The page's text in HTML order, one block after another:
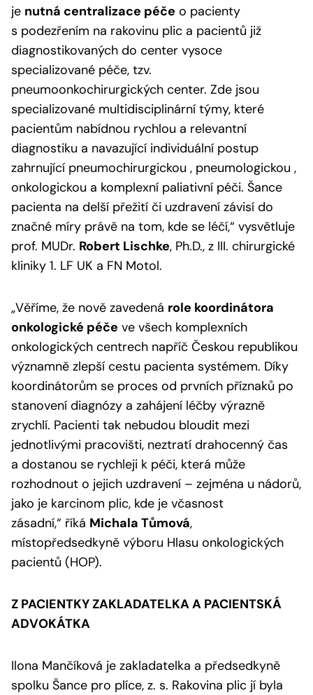
je nutná centralizace péče o pacienty
s podezřením na rakovinu plic a pacientů již
diagnostikovaných do center vysoce
specializované péče, tzv.
pneumoonkochirurgických center. Zde jsou
specializované multidisciplinární týmy, které
pacientům nabídnou rychlou a relevantní
diagnostiku a navazující individuální postup
zahrnující pneumochirurgickou , pneumologickou ,
onkologickou a komplexní paliativní péči. Šance
pacienta na delší přežití či uzdravení závisí do
značné míry právě na tom, kde se léčí,“ vysvětluje
prof. MUDr. Robert Lischke, Ph.D., z III. chirurgické
kliniky 1. LF UK a FN Motol.
„Věříme, že nově zavedená role koordinátora
onkologické péče ve všech komplexních
onkologických centrech napříč Českou republikou
významně zlepší cestu pacienta systémem. Díky
koordinátorům se proces od prvních příznaků po
stanovení diagnózy a zahájení léčby výrazně
zrychlí. Pacienti tak nebudou bloudit mezi
jednotlivými pracovišti, neztratí drahocenný čas
a dostanou se rychleji k péči, která může
rozhodnout o jejich uzdravení – zejména u nádorů,
jako je karcinom plic, kde je včasnost
zásadní,“ říká Michala Tůmová,
místopředsedkyně výboru Hlasu onkologických
pacientů (HOP).
Z PACIENTKY ZAKLADATELKA A PACIENTSKÁ
ADVOKÁTKA
Ilona Mančíková je zakladatelka a předsedkyně
spolku Šance pro plíce, z. s. Rakovina plic jí byla